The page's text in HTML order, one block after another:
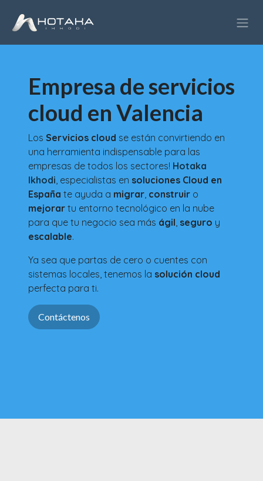
Empresa de servicios
cloud en Valencia
Los Servicios cloud se están convirtiendo en
una herramienta indispensable para las
empresas de todos los sectores! Hotaka
Ikhodi, especialistas en soluciones Cloud en
España te ayuda a migrar, construir o
mejorar tu entorno tecnológico en la nube
para que tu negocio sea más ágil, seguro y
escalable.
Ya sea que partas de cero o cuentes con
sistemas locales, tenemos la solución cloud
perfecta para ti.
Contáctenos